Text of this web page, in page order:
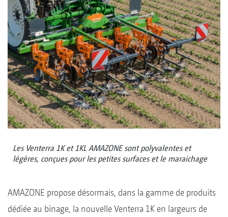
Les Venterra 1K et 1KL AMAZONE sont polyvalentes et
légères, conçues pour les petites surfaces et le maraichage
AMAZONE propose désormais, dans la gamme de produits
dédiée au binage, la nouvelle Venterra 1K en largeurs de